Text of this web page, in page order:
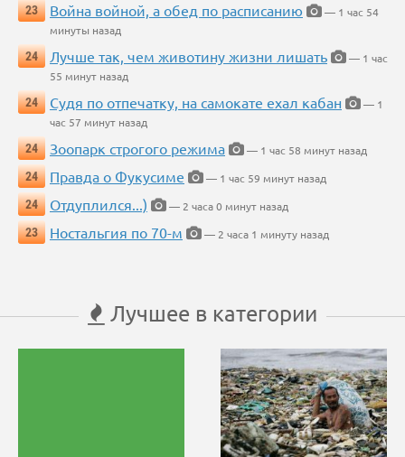
23
Война войной, а обед по расписанию
— 1 час 54
минуты назад
24
Лучше так, чем животину жизни лишать
— 1 час
55 минут назад
24
Судя по отпечатку, на самокате ехал кабан
— 1
час 57 минут назад
24
Зоопарк строгого режима
— 1 час 58 минут назад
24
Правда о Фукусиме
— 1 час 59 минут назад
24
Отдуплился...)
— 2 часа 0 минут назад
23
Ностальгия по 70-м — 2 часа 1 минуту назад
Лучшее в категории